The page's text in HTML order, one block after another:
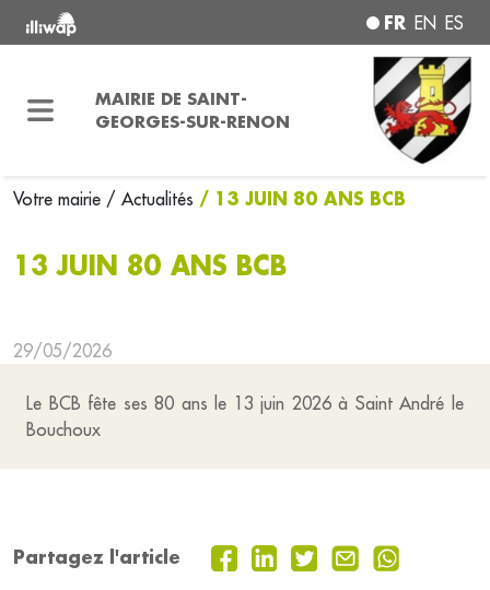
FR EN ES
MAIRIE DE SAINT-
GEORGES-SUR-RENON
Votre mairie / Actualités / 13 JUIN 80 ANS BCB
13 JUIN 80 ANS BCB
29/05/2026
Le BCB fête ses 80 ans le 13 juin 2026 à Saint André le
Bouchoux
Partagez l'article